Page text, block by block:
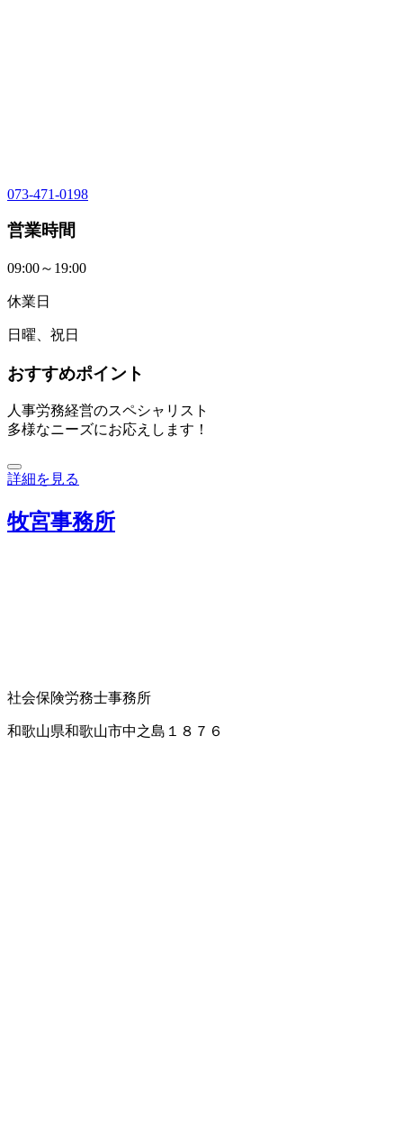
073-471-0198
営業時間
09:00～19:00
休業日
日曜、祝日
おすすめポイント
人事労務経営のスペシャリスト
多様なニーズにお応えします！
詳細を見る
牧宮事務所
社会保険労務士事務所
和歌山県和歌山市中之島１８７６